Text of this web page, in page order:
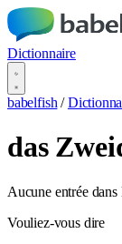
Dictionnaire
babelfish /
das
Aucune entrée
Vouliez-vous dire